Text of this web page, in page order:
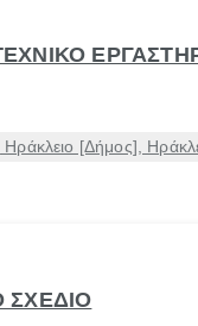
[Δήμος],
ΣΧΕΔΙΟ